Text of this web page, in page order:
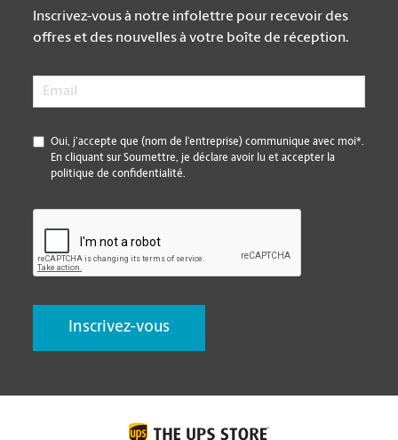
Inscrivez-vous à notre infolettre pour recevoir des
offres et des nouvelles à votre boîte de réception.
Email
*
Oui, j’accepte que (nom de l’entreprise) communique avec moi*.
En cliquant sur Soumettre, je déclare avoir lu et accepter la
politique de confidentialité.